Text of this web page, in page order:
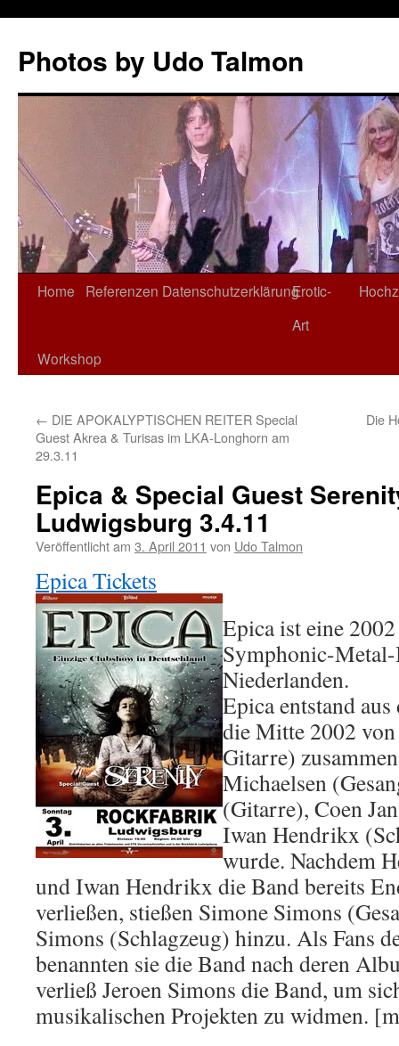
springen
Photos by Udo Talmon
Home Referenzen DatenschutzerklärungErotic-
Art
Workshop
← DIE APOKALYPTISCHEN REITER Special
Guest Akrea & Turisas im LKA-Longhorn am
29.3.11
Die
Epica & Special Guest
Ludwigsburg 3.4.11
Veröffentlicht am 3. April 2011 von Udo Talmon
Epica Tickets
Epica ist eine
Symphonic-Metal-
Niederlanden.
Epica entstand
die Mitte 2002
Gitarre)
Michaelsen
(Gitarre), Coen
Iwan Hendrikx
wurde. Nachdem
und Iwan Hendrikx die Band bereits
verließen, stießen Simone Simons
Simons (Schlagzeug) hinzu. Als Fans
benannten sie die Band nach deren
verließ Jeroen Simons die Band, um
musikalischen Projekten zu widmen.